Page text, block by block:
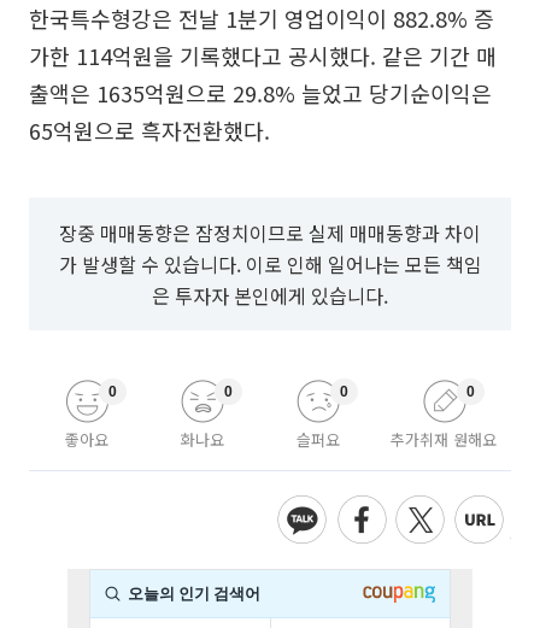
한국특수형강은 전날 1분기 영업이익이 882.8% 증
가한 114억원을 기록했다고 공시했다. 같은 기간 매
출액은 1635억원으로 29.8% 늘었고 당기순이익은
65억원으로 흑자전환했다.
장중 매매동향은 잠정치이므로 실제 매매동향과 차이
가 발생할 수 있습니다. 이로 인해 일어나는 모든 책임
은 투자자 본인에게 있습니다.
좋아요
0
화나요
0
슬퍼요
0
추가취재 원해요
0